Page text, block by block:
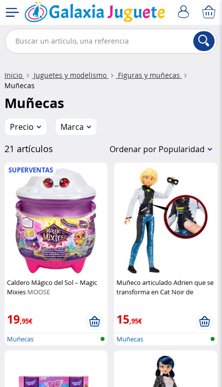
Inicio Juguetes y modelismo
Figuras y muñecas
Muñecas
Muñecas
Precio Marca
21 artículos Ordenar por Popularidad
SUPERVENTAS
Caldero Mágico del Sol – Magic
Mixies MOOSE
19,95€
Muñecas
Muñeco articulado Adrien que se
transforma en Cat Noir de
15,95€
Muñecas